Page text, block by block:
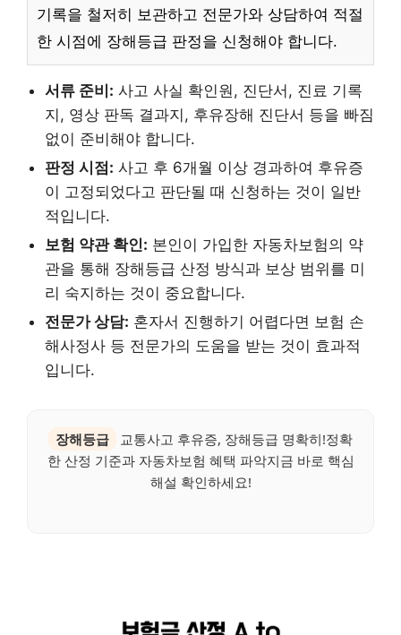
기록을 철저히 보관하고 전문가와 상담하여 적절
한 시점에 장해등급 판정을 신청해야 합니다.
서류 준비: 사고 사실 확인원, 진단서, 진료 기록
지, 영상 판독 결과지, 후유장해 진단서 등을 빠짐
없이 준비해야 합니다.
판정 시점: 사고 후 6개월 이상 경과하여 후유증
이 고정되었다고 판단될 때 신청하는 것이 일반
적입니다.
보험 약관 확인: 본인이 가입한 자동차보험의 약
관을 통해 장해등급 산정 방식과 보상 범위를 미
리 숙지하는 것이 중요합니다.
전문가 상담: 혼자서 진행하기 어렵다면 보험 손
해사정사 등 전문가의 도움을 받는 것이 효과적
입니다.
장해등급
교통사고 후유증, 장해등급 명확히!정확
한 산정 기준과 자동차보험 혜택 파악지금 바로 핵심
해설 확인하세요!